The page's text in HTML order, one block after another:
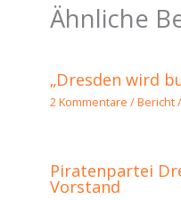
Ähnliche
„Dresden wird
2 Kommentare /Bericht
Piratenpartei
Vorstand